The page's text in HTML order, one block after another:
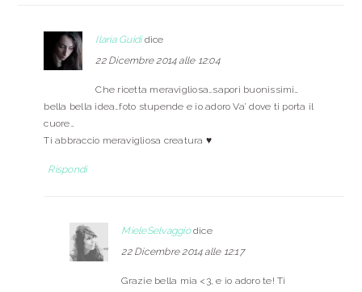
Ilaria Guidi dice
22 Dicembre 2014 alle 12:04
Che ricetta meravigliosa…sapori buonissimi…
bella bella idea…foto stupende e io adoro Va’ dove ti porta il
cuore…
Ti abbraccio meravigliosa creatura ♥
Rispondi
MieleSelvaggio dice
22 Dicembre 2014 alle 12:17
Grazie bella mia <3, e io adoro te! Ti